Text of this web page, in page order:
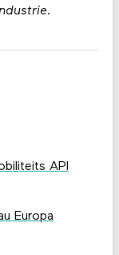
API
Europa